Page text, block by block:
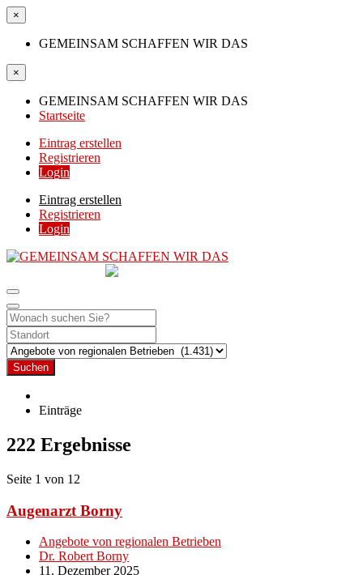
×
GEMEINSAM SCHAFFEN WIR DAS
×
GEMEINSAM SCHAFFEN WIR DAS
Startseite
Eintrag erstellen
Registrieren
Login
Eintrag erstellen
Registrieren
Login
Suchen
Einträge
222 Ergebnisse
Seite 1 von 12
Augenarzt Borny
Angebote von regionalen Betrieben
Dr. Robert Borny
11. Dezember 2025